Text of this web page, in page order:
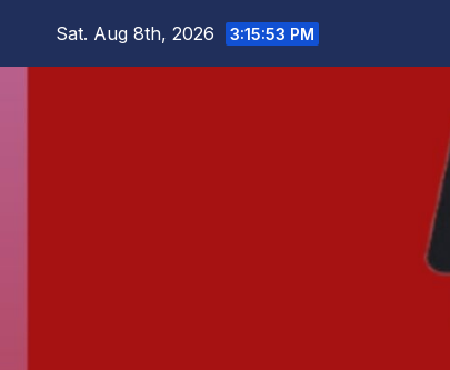
Sat. Aug 8th, 2026 3:15:53 PM